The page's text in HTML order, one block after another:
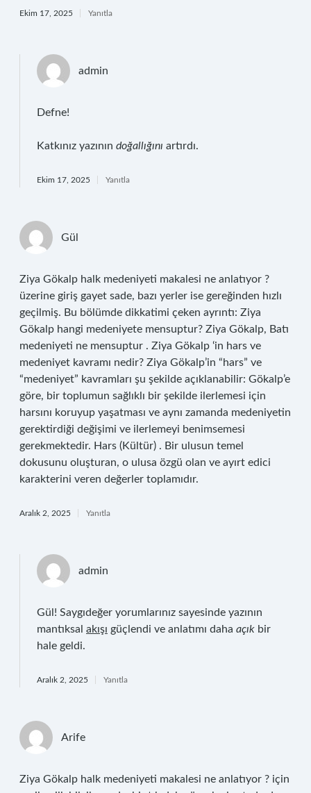
Ekim 17, 2025 Yanıtla
admin
Defne!
Katkınız yazının doğallığını artırdı.
Ekim 17, 2025 Yanıtla
Gül
Ziya Gökalp halk medeniyeti makalesi ne anlatıyor ?
üzerine giriş gayet sade, bazı yerler ise gereğinden hızlı
geçilmiş. Bu bölümde dikkatimi çeken ayrıntı: Ziya
Gökalp hangi medeniyete mensuptur? Ziya Gökalp, Batı
medeniyeti ne mensuptur . Ziya Gökalp ‘in hars ve
medeniyet kavramı nedir? Ziya Gökalp’in “hars” ve
“medeniyet” kavramları şu şekilde açıklanabilir: Gökalp’e
göre, bir toplumun sağlıklı bir şekilde ilerlemesi için
harsını koruyup yaşatması ve aynı zamanda medeniyetin
gerektirdiği değişimi ve ilerlemeyi benimsemesi
gerekmektedir. Hars (Kültür) . Bir ulusun temel
dokusunu oluşturan, o ulusa özgü olan ve ayırt edici
karakterini veren değerler toplamıdır.
Aralık 2, 2025 Yanıtla
admin
Gül! Saygıdeğer yorumlarınız sayesinde yazının
mantıksal akışı güçlendi ve anlatımı daha açık bir
hale geldi.
Aralık 2, 2025 Yanıtla
Arife
Ziya Gökalp halk medeniyeti makalesi ne anlatıyor ? için